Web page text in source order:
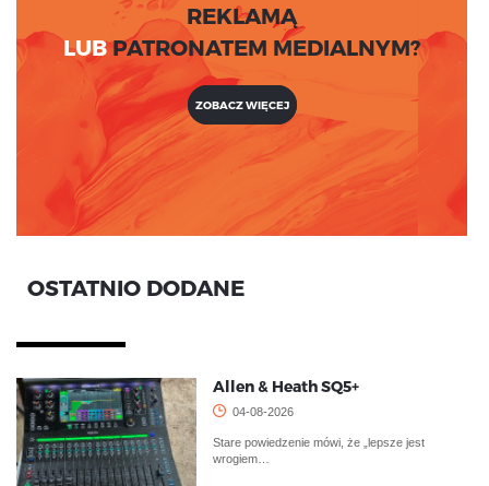
REKLAMĄ
LUBPATRONATEM MEDIALNYM?
ZOBACZ WIĘCEJ
OSTATNIO DODANE
Allen & Heath SQ5+
04-08-2026
Stare powiedzenie mówi, że „lepsze jest
wrogiem…